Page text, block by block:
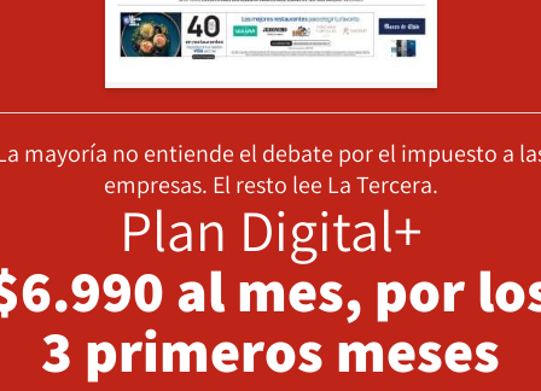
mayoría no entiende el debate por el impuesto a
empresas. El resto lee La Tercera.
Plan Digital+
al mes, por
3 primeros meses